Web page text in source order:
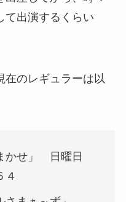
て出演するくらい
在のレギュラーは以
かせ」 日曜日
４